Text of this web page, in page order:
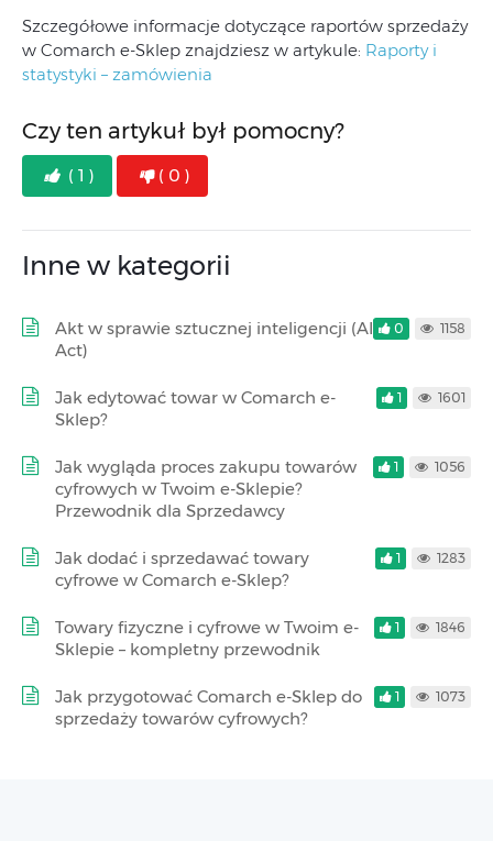
Szczegółowe informacje dotyczące raportów sprzedaży
w Comarch e-Sklep znajdziesz w artykule: Raporty i
statystyki – zamówienia
Czy ten artykuł był pomocny?
( 1 ) ( 0 )
Inne w kategorii
Akt w sprawie sztucznej inteligencji (AI
Act)
0 1158
Jak edytować towar w Comarch e-
Sklep?
1 1601
Jak wygląda proces zakupu towarów
cyfrowych w Twoim e-Sklepie?
Przewodnik dla Sprzedawcy
1 1056
Jak dodać i sprzedawać towary
cyfrowe w Comarch e-Sklep?
1 1283
Towary fizyczne i cyfrowe w Twoim e-
Sklepie – kompletny przewodnik
1 1846
Jak przygotować Comarch e-Sklep do
sprzedaży towarów cyfrowych?
1 1073